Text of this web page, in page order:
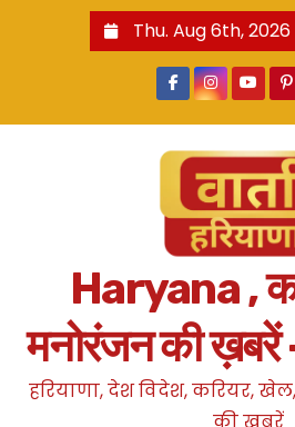
Thu. Aug 6th, 2026
Haryana ,
मनोरंजन की
हरियाणा, देश विदेश, करियर,